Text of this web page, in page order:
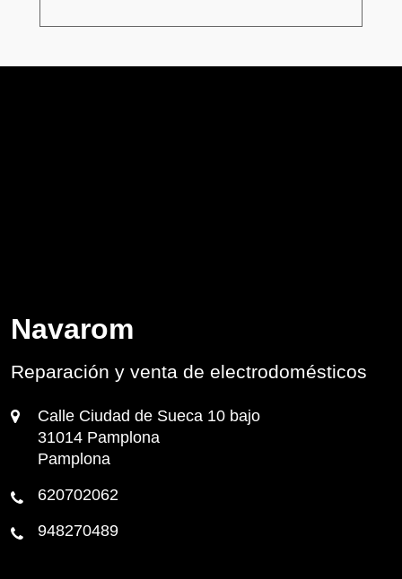
Navarom
Reparación y venta de electrodomésticos
Calle Ciudad de Sueca 10 bajo
31014 Pamplona
Pamplona
620702062
948270489